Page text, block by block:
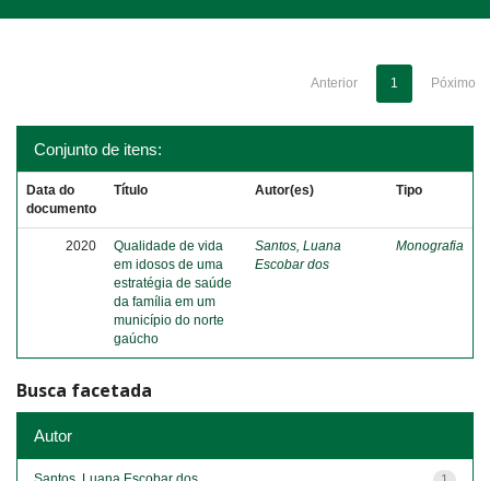
Anterior 1 Póximo
Conjunto de itens:
Data do
documento
Título Autor(es) Tipo
2020
Qualidade de vida
em idosos de uma
estratégia de saúde
da família em um
município do norte
gaúcho
Santos, Luana
Escobar dos
Monografia
Busca facetada
Autor